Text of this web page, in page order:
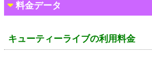
料金データ
キューティーライブの利用料金